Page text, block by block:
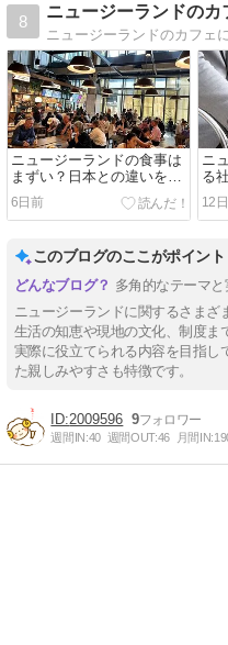
8
ニュージーランドの食事は
まずい？日本との違いを考
察する
6日前
ニ
る
お
12
このブログのここがポイント
多角的なテーマ
ニュージーランドに関するさまざ
生活の知恵や現地の文化、制度ま
実際に役立てられる内容を目指し
た親しみやすさも特徴です。
2009596 9
週間IN:40 週間OUT:46 月間IN: